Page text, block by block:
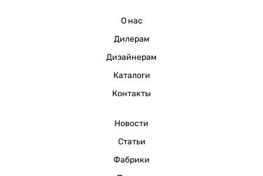
О нас
Дилерам
Дизайнерам
Каталоги
Контакты
Новости
Статьи
Фабрики